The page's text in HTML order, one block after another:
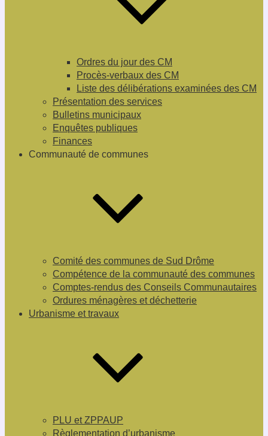
Ordres du jour des CM
Procès-verbaux des CM
Liste des délibérations examinées des CM
Présentation des services
Bulletins municipaux
Enquêtes publiques
Finances
Communauté de communes
Comité des communes de Sud Drôme
Compétence de la communauté des communes
Comptes-rendus des Conseils Communautaires
Ordures ménagères et déchetterie
Urbanisme et travaux
PLU et ZPPAUP
Règlementation d’urbanisme